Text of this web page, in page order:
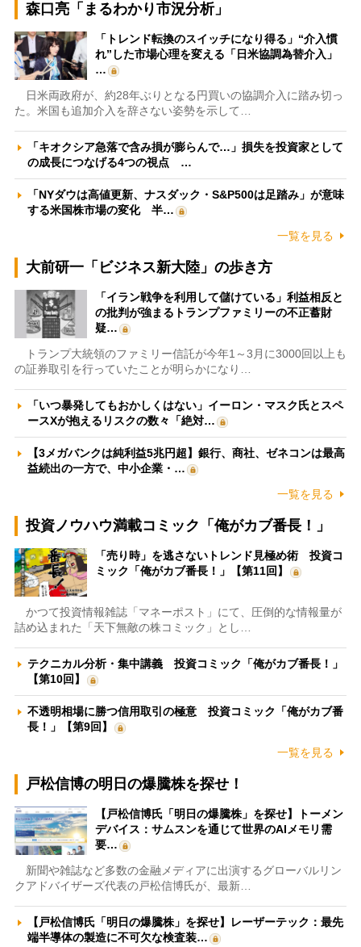
森口亮「まるわかり市況分析」
「トレンド転換のスイッチになり得る」“介入慣
れ”した市場心理を変える「日米協調為替介入」
…
日米両政府が、約28年ぶりとなる円買いの協調介入に踏み切っ
た。米国も追加介入を辞さない姿勢を示して…
「キオクシア急落で含み損が膨らんで…」損失を投資家として
の成長につなげる4つの視点 …
「NYダウは高値更新、ナスダック・S&P500は足踏み」が意味
する米国株市場の変化 半…
一覧を見る
大前研一「ビジネス新大陸」の歩き方
「イラン戦争を利用して儲けている」利益相反と
の批判が強まるトランプファミリーの不正蓄財
疑…
トランプ大統領のファミリー信託が今年1～3月に3000回以上も
の証券取引を行っていたことが明らかになり…
「いつ暴発してもおかしくはない」イーロン・マスク氏とスペ
ースXが抱えるリスクの数々「絶対…
【3メガバンクは純利益5兆円超】銀行、商社、ゼネコンは最高
益続出の一方で、中小企業・…
一覧を見る
投資ノウハウ満載コミック「俺がカブ番長！」
「売り時」を逃さないトレンド見極め術 投資コ
ミック「俺がカブ番長！」【第11回】
かつて投資情報雑誌「マネーポスト」にて、圧倒的な情報量が
詰め込まれた「天下無敵の株コミック」とし…
テクニカル分析・集中講義 投資コミック「俺がカブ番長！」
【第10回】
不透明相場に勝つ信用取引の極意 投資コミック「俺がカブ番
長！」【第9回】
一覧を見る
戸松信博の明日の爆騰株を探せ！
【戸松信博氏「明日の爆騰株」を探せ】トーメン
デバイス：サムスンを通じて世界のAIメモリ需
要…
新聞や雑誌など多数の金融メディアに出演するグローバルリン
クアドバイザーズ代表の戸松信博氏が、最新…
【戸松信博氏「明日の爆騰株」を探せ】レーザーテック：最先
端半導体の製造に不可欠な検査装…